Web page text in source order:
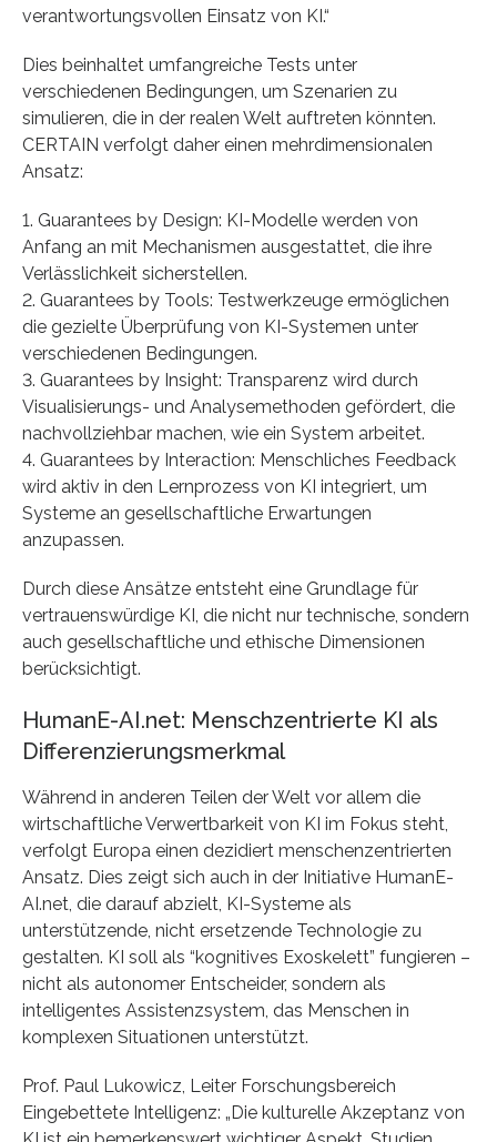
verantwortungsvollen Einsatz von KI.“
Dies beinhaltet umfangreiche Tests unter
verschiedenen Bedingungen, um Szenarien zu
simulieren, die in der realen Welt auftreten könnten.
CERTAIN verfolgt daher einen mehrdimensionalen
Ansatz:
1. Guarantees by Design: KI-Modelle werden von
Anfang an mit Mechanismen ausgestattet, die ihre
Verlässlichkeit sicherstellen.
2. Guarantees by Tools: Testwerkzeuge ermöglichen
die gezielte Überprüfung von KI-Systemen unter
verschiedenen Bedingungen.
3. Guarantees by Insight: Transparenz wird durch
Visualisierungs- und Analysemethoden gefördert, die
nachvollziehbar machen, wie ein System arbeitet.
4. Guarantees by Interaction: Menschliches Feedback
wird aktiv in den Lernprozess von KI integriert, um
Systeme an gesellschaftliche Erwartungen
anzupassen.
Durch diese Ansätze entsteht eine Grundlage für
vertrauenswürdige KI, die nicht nur technische, sondern
auch gesellschaftliche und ethische Dimensionen
berücksichtigt.
HumanE-AI.net: Menschzentrierte KI als
Differenzierungsmerkmal
Während in anderen Teilen der Welt vor allem die
wirtschaftliche Verwertbarkeit von KI im Fokus steht,
verfolgt Europa einen dezidiert menschenzentrierten
Ansatz. Dies zeigt sich auch in der Initiative HumanE-
AI.net, die darauf abzielt, KI-Systeme als
unterstützende, nicht ersetzende Technologie zu
gestalten. KI soll als “kognitives Exoskelett” fungieren –
nicht als autonomer Entscheider, sondern als
intelligentes Assistenzsystem, das Menschen in
komplexen Situationen unterstützt.
Prof. Paul Lukowicz, Leiter Forschungsbereich
Eingebettete Intelligenz: „Die kulturelle Akzeptanz von